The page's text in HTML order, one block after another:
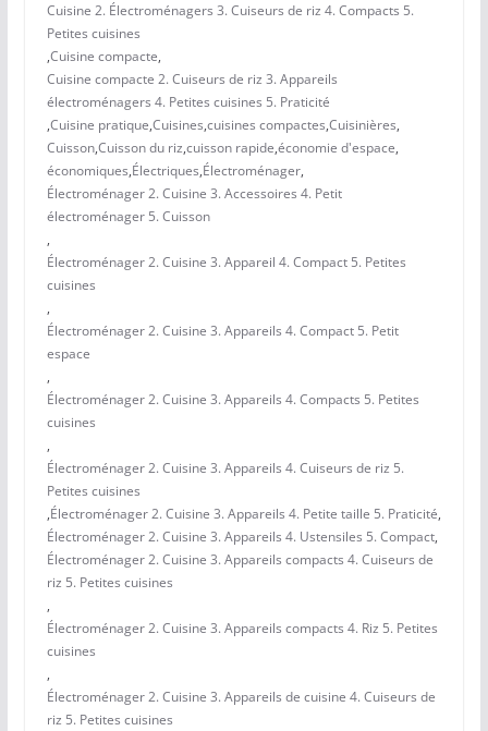
Cuisine 2. Électroménagers 3. Cuiseurs de riz 4. Compacts 5.
Petites cuisines
,Cuisine compacte,
Cuisine compacte 2. Cuiseurs de riz 3. Appareils
électroménagers 4. Petites cuisines 5. Praticité
,Cuisine pratique,Cuisines,cuisines compactes,Cuisinières,
Cuisson,Cuisson du riz,cuisson rapide,économie d'espace,
économiques,Électriques,Électroménager,
Électroménager 2. Cuisine 3. Accessoires 4. Petit
électroménager 5. Cuisson
,
Électroménager 2. Cuisine 3. Appareil 4. Compact 5. Petites
cuisines
,
Électroménager 2. Cuisine 3. Appareils 4. Compact 5. Petit
espace
,
Électroménager 2. Cuisine 3. Appareils 4. Compacts 5. Petites
cuisines
,
Électroménager 2. Cuisine 3. Appareils 4. Cuiseurs de riz 5.
Petites cuisines
,Électroménager 2. Cuisine 3. Appareils 4. Petite taille 5. Praticité,
Électroménager 2. Cuisine 3. Appareils 4. Ustensiles 5. Compact,
Électroménager 2. Cuisine 3. Appareils compacts 4. Cuiseurs de
riz 5. Petites cuisines
,
Électroménager 2. Cuisine 3. Appareils compacts 4. Riz 5. Petites
cuisines
,
Électroménager 2. Cuisine 3. Appareils de cuisine 4. Cuiseurs de
riz 5. Petites cuisines